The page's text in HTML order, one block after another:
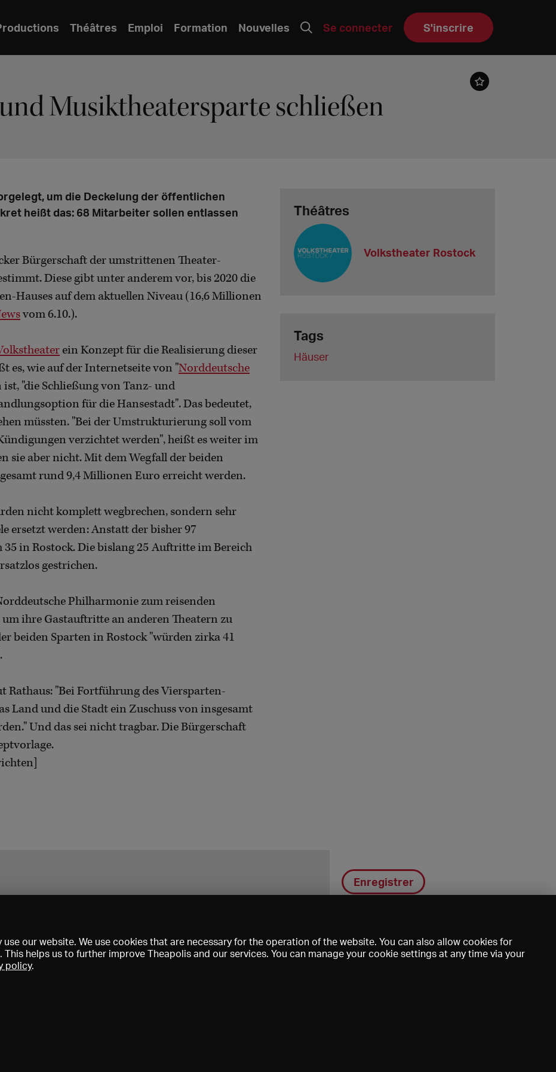
Théâtres Emploi Formation Nouvelles Se connecter S'inscrire
Musiktheatersparte schließen
um die Deckelung der öffentlichen
heißt das: 68 Mitarbeiter sollen entlassen
Bürgerschaft der umstrittenen Theater-
Diese gibt unter anderem vor, bis 2020 die
Hauses auf dem aktuellen Niveau (16,6 Millionen
vom 6.10.).
ein Konzept für die Realisierung dieser
es, wie auf der Internetseite von "Norddeutsche
ist, "die Schließung von Tanz- und
für die Hansestadt". Das bedeutet,
müssten. "Bei der Umstrukturierung soll vom
verzichtet werden", heißt es weiter im
sie aber nicht. Mit dem Wegfall der beiden
rund 9,4 Millionen Euro erreicht werden.
nicht komplett wegbrechen, sondern sehr
ersetzt werden: Anstatt der bisher 97
in Rostock. Die bislang 25 Auftritte im Bereich
gestrichen.
Philharmonie zum reisenden
ihre Gastauftritte an anderen Theatern zu
beiden Sparten in Rostock "würden zirka 41
Rathaus: "Bei Fortführung des Viersparten-
Land und die Stadt ein Zuschuss von insgesamt
Und das sei nicht tragbar. Die Bürgerschaft
Théâtres
Volkstheater Rostock
Tags
Häuser
Enregistrer
our website. We use cookies that are necessary for the operation of the website. You can also allow cookies for
helps us to further improve Theapolis and our services. You can manage your cookie settings at any time via your
policy.